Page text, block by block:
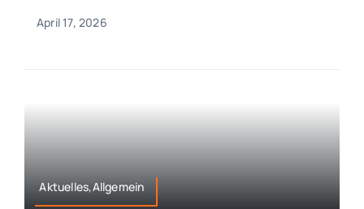
April 17, 2026
Aktuelles,Allgemein